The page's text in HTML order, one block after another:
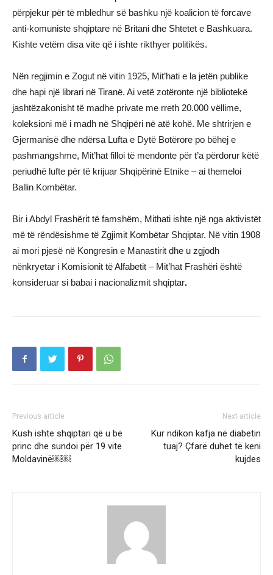
përpjekur për të mbledhur së bashku një koalicion të forcave
anti-komuniste shqiptare në Britani dhe Shtetet e Bashkuara.
Kishte vetëm disa vite që i ishte rikthyer politikës.
Nën regjimin e Zogut në vitin 1925, Mit’hati e la jetën publike
dhe hapi një librari në Tiranë. Ai vetë zotëronte një bibliotekë
jashtëzakonisht të madhe private me rreth 20.000 vëllime,
koleksioni më i madh në Shqipëri në atë kohë. Me shtrirjen e
Gjermanisë dhe ndërsa Lufta e Dytë Botërore po bëhej e
pashmangshme, Mit’hat filloi të mendonte për t’a përdorur këtë
periudhë lufte për të krijuar Shqipërinë Etnike – ai themeloi
Ballin Kombëtar.
Bir i Abdyl Frashërit të famshëm, Mithati ishte një nga aktivistët
më të rëndësishme të Zgjimit Kombëtar Shqiptar. Në vitin 1908
ai mori pjesë në Kongresin e Manastirit dhe u zgjodh
nënkryetar i Komisionit të Alfabetit – Mit’hat Frashëri është
konsideruar si babai i nacionalizmit shqiptar.
Previous article
Kush ishte shqiptari që u bë
princ dhe sundoi për 19 vite
Moldavinë￼￼
Next article
Kur ndikon kafja në diabetin
tuaj? Çfarë duhet të keni
kujdes